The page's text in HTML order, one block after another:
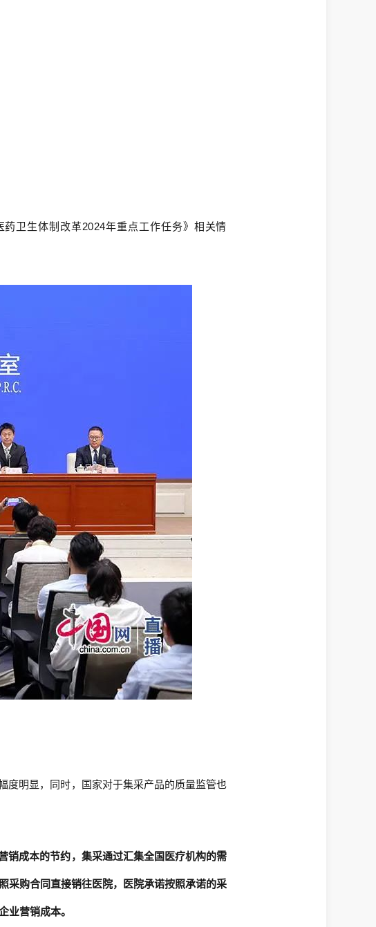
卫生体制改革2024年重点工作任务》相关情
度明显，同时，国家对于集采产品的质量监管也
销成本的节约，集采通过汇集全国医疗机构的需
采购合同直接销往医院，医院承诺按照承诺的采
业营销成本。